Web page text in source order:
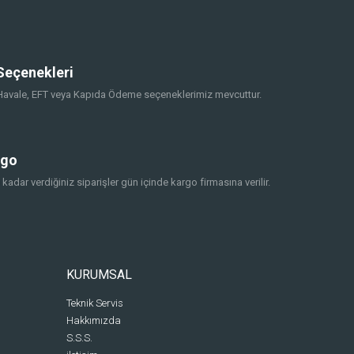
EFT veya Kapıda Ödeme seçeneklerimiz mevcuttur.
kadar verdiğiniz siparişler gün içinde kargo firmasına verilir.
KURUMSAL
Teknik Servis
Hakkımızda
S.S.S.